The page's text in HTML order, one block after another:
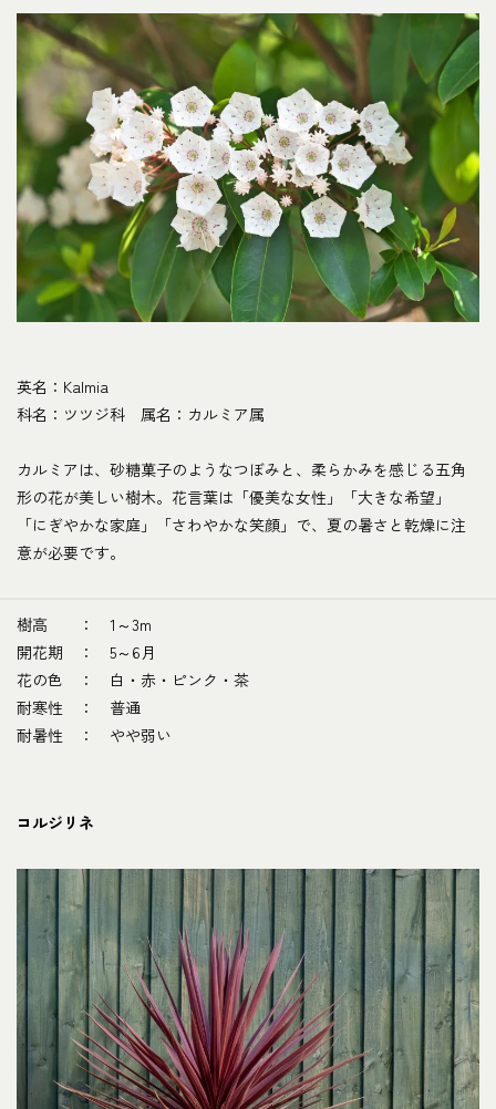
英名：Kalmia
科名：ツツジ科 属名：カルミア属
カルミアは、砂糖菓子のようなつぼみと、柔らかみを感じる五角
形の花が美しい樹木。花言葉は「優美な女性」「大きな希望」
「にぎやかな家庭」「さわやかな笑顔」で、夏の暑さと乾燥に注
意が必要です。
樹高 ： 1～3m
開花期 ： 5～6月
花の色 ： 白・赤・ピンク・茶
耐寒性 ： 普通
耐暑性 ： やや弱い
コルジリネ